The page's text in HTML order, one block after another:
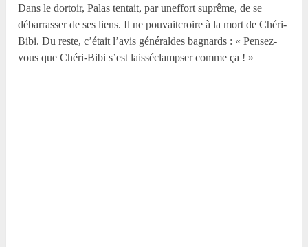
Dans le dortoir, Palas tentait, par uneffort suprême, de se
débarrasser de ses liens. Il ne pouvaitcroire à la mort de Chéri-
Bibi. Du reste, c’était l’avis généraldes bagnards : « Pensez-
vous que Chéri-Bibi s’est laisséclampser comme ça ! »